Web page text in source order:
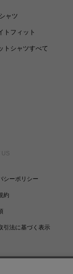
ャツ
トフィット
トシャツすべて
US
シーポリシー
約
引法に基づく表示